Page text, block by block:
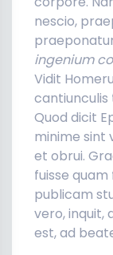
nescio,
ingenium
Vidit
Quod dicit
minime sint
et obrui.
fuisse
publicam
vero, inquit,
est, ad